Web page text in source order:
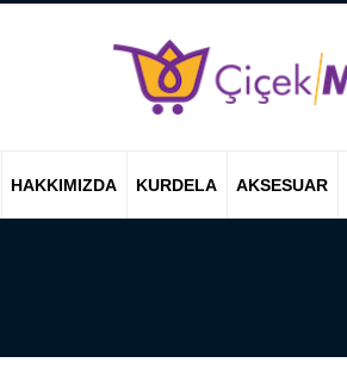
HAKKIMIZDA KURDELA AKSESUAR